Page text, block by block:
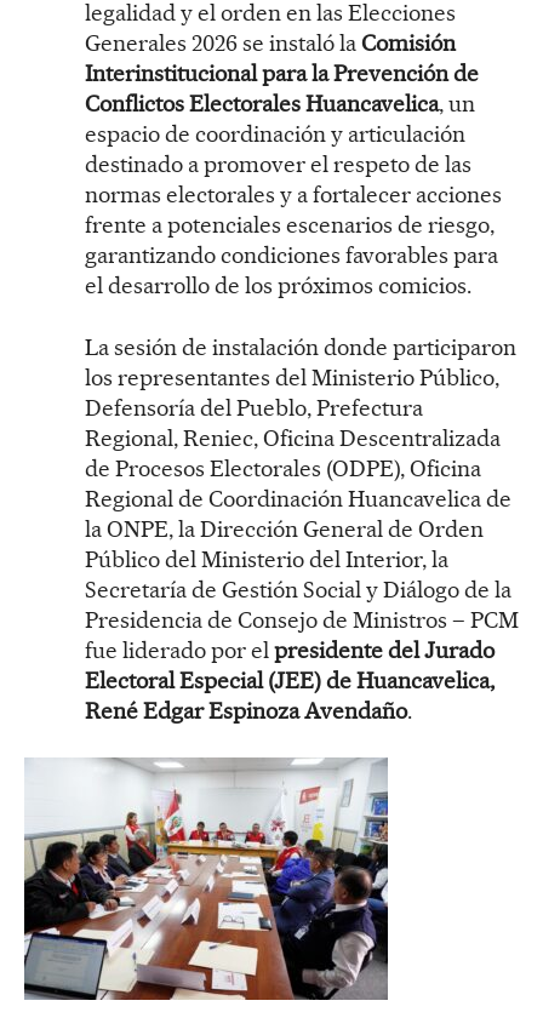
legalidad y el orden en las Elecciones
Generales 2026 se instaló laComisión
Interinstitucional para la Prevención de
Conflictos Electorales Huancavelica, un
espacio de coordinación y articulación
destinado a promover el respeto de las
normas electorales y a fortalecer acciones
frente a potenciales escenarios de riesgo,
garantizando condiciones favorables para
el desarrollo de los próximos comicios.
La sesión de instalación donde participaron
los representantes del Ministerio Público,
Defensoría del Pueblo, Prefectura
Regional, Reniec, Oficina Descentralizada
de Procesos Electorales (ODPE), Oficina
Regional de Coordinación Huancavelica de
la ONPE, la Dirección General de Orden
Público del Ministerio del Interior, la
Secretaría de Gestión Social y Diálogo de la
Presidencia de Consejo de Ministros – PCM
fue liderado por elpresidente del Jurado
Electoral Especial (JEE) de Huancavelica,
René Edgar Espinoza Avendaño.